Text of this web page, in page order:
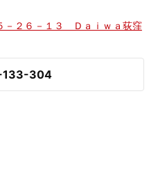
－２６－１３ Ｄａｉｗａ荻窪
133-304